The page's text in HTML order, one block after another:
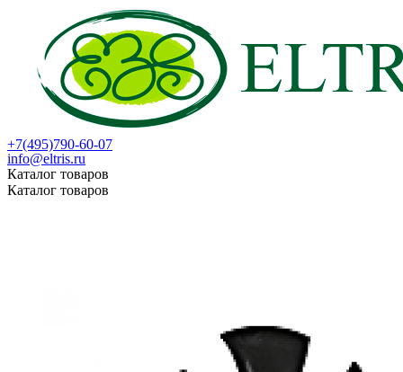
+7(495)790-60-07
info@eltris.ru
Каталог товаров
Каталог товаров